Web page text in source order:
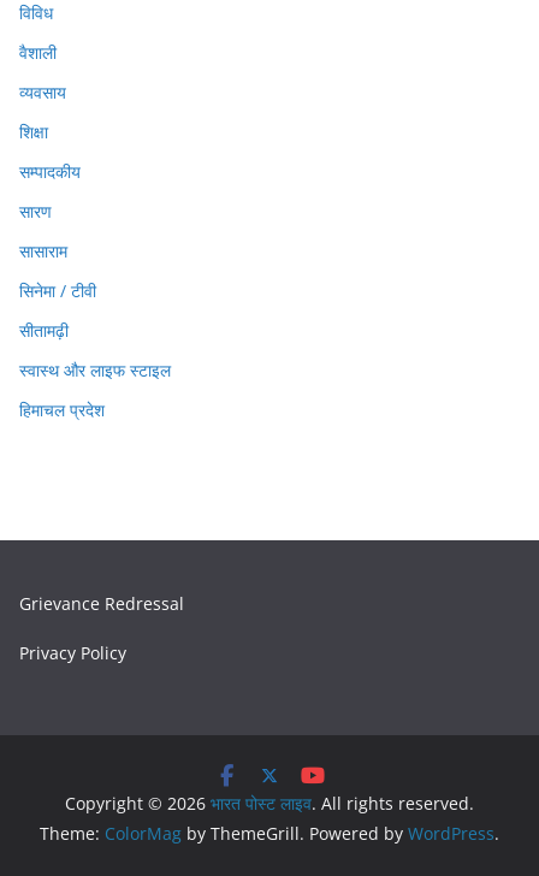
विविध
वैशाली
व्यवसाय
शिक्षा
सम्पादकीय
सारण
सासाराम
सिनेमा / टीवी
सीतामढ़ी
स्वास्थ और लाइफ स्टाइल
हिमाचल प्रदेश
Grievance Redressal
Privacy Policy
Copyright © 2026 भारत पोस्ट लाइव. All rights reserved.
Theme: ColorMag by ThemeGrill. Powered by WordPress.